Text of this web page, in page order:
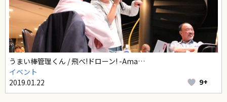
うまい棒管理くん / 飛べ!ドローン! -Ama…
イベント
2019.01.22
9+